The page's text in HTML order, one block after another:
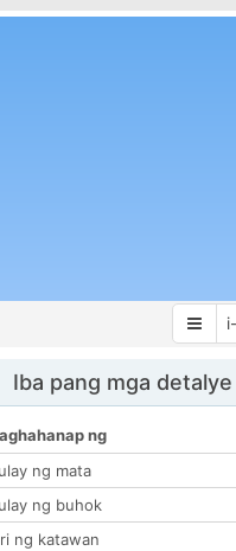
Iba pang mga detalye
ng
ng mata
ng buhok
ng katawan